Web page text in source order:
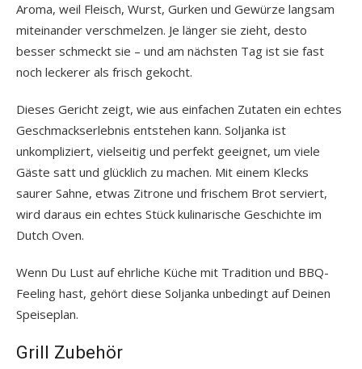
Aroma, weil Fleisch, Wurst, Gurken und Gewürze langsam
miteinander verschmelzen. Je länger sie zieht, desto
besser schmeckt sie – und am nächsten Tag ist sie fast
noch leckerer als frisch gekocht.
Dieses Gericht zeigt, wie aus einfachen Zutaten ein echtes
Geschmackserlebnis entstehen kann. Soljanka ist
unkompliziert, vielseitig und perfekt geeignet, um viele
Gäste satt und glücklich zu machen. Mit einem Klecks
saurer Sahne, etwas Zitrone und frischem Brot serviert,
wird daraus ein echtes Stück kulinarische Geschichte im
Dutch Oven.
Wenn Du Lust auf ehrliche Küche mit Tradition und BBQ-
Feeling hast, gehört diese Soljanka unbedingt auf Deinen
Speiseplan.
Grill Zubehör